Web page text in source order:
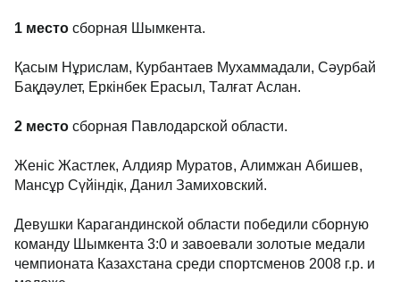
1 место сборная Шымкента.
Қасым Нұрислам, Курбантаев Мухаммадали, Сәурбай
Бақдәулет, Еркінбек Ерасыл, Талғат Аслан.
2 место сборная Павлодарской области.
Женіс Жастлек, Алдияр Муратов, Алимжан Абишев,
Мансұр Сүйіндік, Данил Замиховский.
Девушки Карагандинской области победили сборную
команду Шымкента 3:0 и завоевали золотые медали
чемпионата Казахстана среди спортсменов 2008 г.р. и